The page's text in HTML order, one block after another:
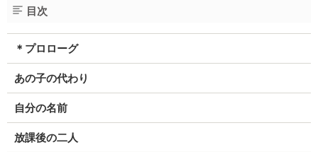
目次
＊プロローグ
あの子の代わり
自分の名前
放課後の二人